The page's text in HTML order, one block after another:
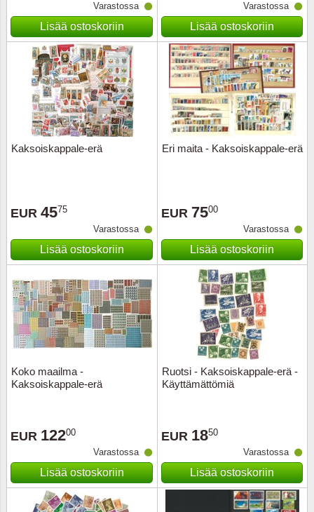
Varastossa
Lisää ostoskoriin
Varastossa
Lisää ostoskoriin
Kaksoiskappale-erä
EUR 4575
Varastossa
Lisää ostoskoriin
Eri maita - Kaksoiskappale-erä
EUR 7500
Varastossa
Lisää ostoskoriin
Koko maailma -
Kaksoiskappale-erä
EUR 12200
Varastossa
Lisää ostoskoriin
Ruotsi - Kaksoiskappale-erä -
Käyttämättömiä
EUR 1850
Varastossa
Lisää ostoskoriin
San
Sveitsi
Turkki
Uusi